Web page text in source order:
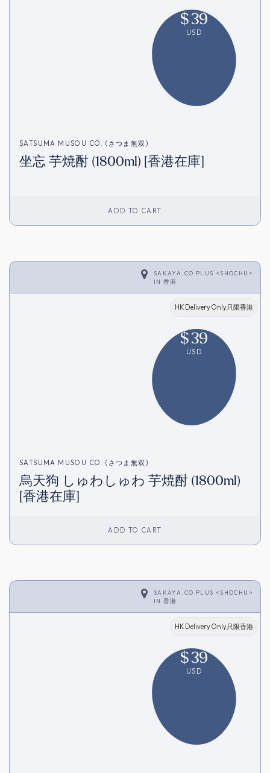
$39
USD
SATSUMA MUSOU CO. (さつま無双)
坐忘 芋焼酎 (1800ml) [香港在庫]
ADD TO CART
SAKAYA.CO PLUS <SHOCHU>
IN 香港
HK Delivery Only只限香港
$39
USD
SATSUMA MUSOU CO. (さつま無双)
烏天狗 しゅわしゅわ 芋焼酎 (1800ml)
[香港在庫]
ADD TO CART
SAKAYA.CO PLUS <SHOCHU>
IN 香港
HK Delivery Only只限香港
$39
USD